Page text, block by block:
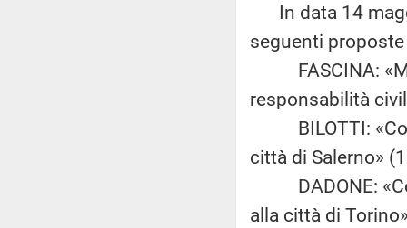
In data 14
seguenti
FASCINA:
responsabilità
BILOTTI:
città di Salerno»
DADONE:
alla città di